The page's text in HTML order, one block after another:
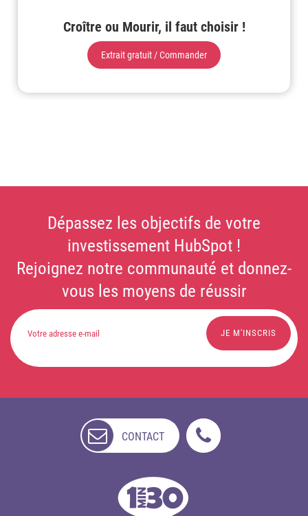
Croître ou Mourir, il faut choisir !
Extrait gratuit / Commander
Dépassez les objectifs de votre
investissement HubSpot !
Rejoignez notre communauté et donnez-
vous les moyens de réussir
CONTACT
DISPONIBLE